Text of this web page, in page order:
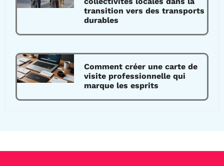
transition vers des transports
durables
Comment créer une carte de
visite professionnelle qui
marque les esprits